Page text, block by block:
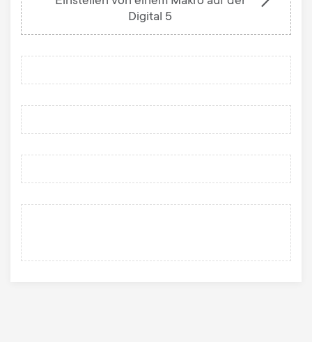
Digital 5